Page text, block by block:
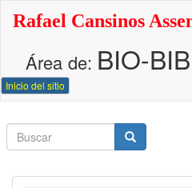
principal
Rafael Cansinos
Área de: BIO-
Inicio del sitio
Buscar
Buscar
Buscar